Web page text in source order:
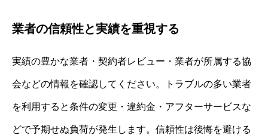
業者の信頼性と実績を重視する
実績の豊かな業者・契約者レビュー・業者が所属する協
会などの情報を確認してください。トラブルの多い業者
を利用すると条件の変更・違約金・アフターサービスな
どで予期せぬ負荷が発生します。信頼性は後悔を避ける